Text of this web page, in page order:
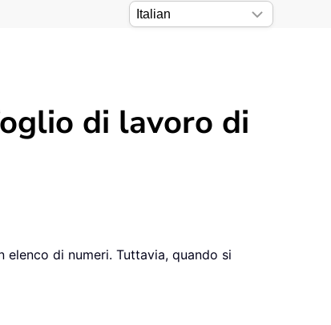
di lavoro di
di numeri. Tuttavia, quando si